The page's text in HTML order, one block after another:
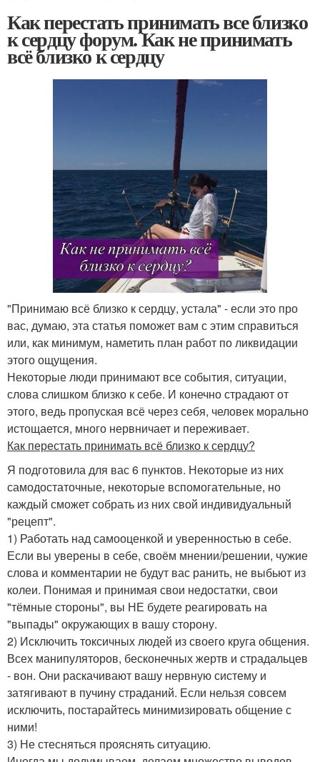
Как перестать принимать все близко
к сердцу форум. Как не принимать
всё близко к сердцу
"Принимаю всё близко к сердцу, устала" - если это про
вас, думаю, эта статья поможет вам с этим справиться
или, как минимум, наметить план работ по ликвидации
этого ощущения.
Некоторые люди принимают все события, ситуации,
слова слишком близко к себе. И конечно страдают от
этого, ведь пропуская всё через себя, человек морально
истощается, много нервничает и переживает.
Как перестать принимать всё близко к сердцу?
Я подготовила для вас 6 пунктов. Некоторые из них
самодостаточные, некоторые вспомогательные, но
каждый сможет собрать из них свой индивидуальный
"рецепт".
1) Работать над самооценкой и уверенностью в себе.
Если вы уверены в себе, своём мнении/решении, чужие
слова и комментарии не будут вас ранить, не выбьют из
колеи. Понимая и принимая свои недостатки, свои
"тёмные стороны", вы НЕ будете реагировать на
"выпады" окружающих в вашу сторону.
2) Исключить токсичных людей из своего круга общения.
Всех манипуляторов, бесконечных жертв и страдальцев
- вон. Они раскачивают вашу нервную систему и
затягивают в пучину страданий. Если нельзя совсем
исключить, постарайтесь минимизировать общение с
ними!
3) Не стесняться прояснять ситуацию.